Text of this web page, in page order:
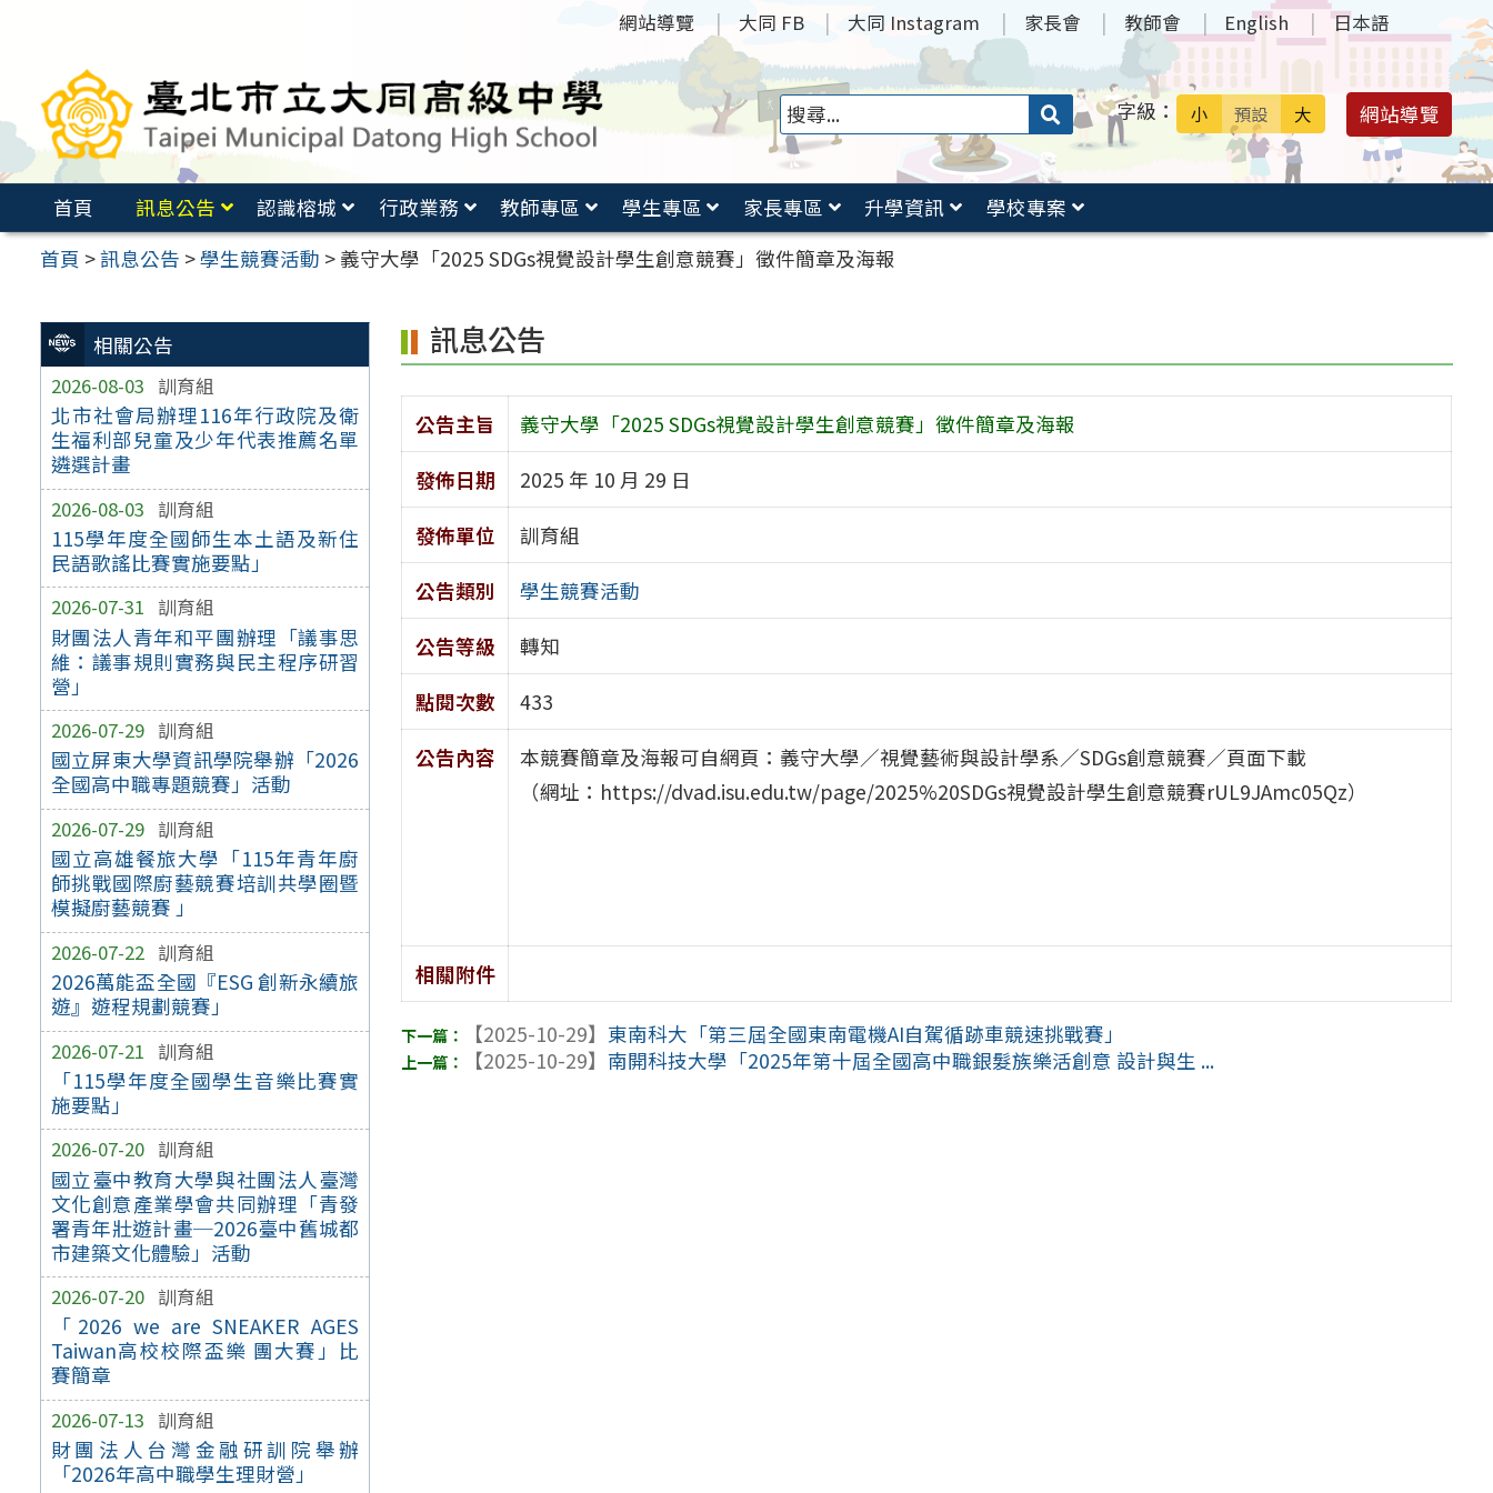
要
容
網站導覽 大同 FB 大同 Instagram 家長會 教師會 English 日本語
搜
送出 字級： 小 預設 大 網站導覽
首頁 訊息公告 認識榕城 行政業務 教師專區 學生專區 家長專區 升學資訊
學校專案
首頁 >訊息公告 >學生競賽活動 > 義守大學「2025 SDGs視覺設計學生創意競賽」徵件簡章及海報
相關公告
2026-08-03 訓育組
北市社會局辦理116年行政院及衛
生福利部兒童及少年代表推薦名單
遴選計畫
2026-08-03 訓育組
115學年度全國師生本土語及新住
民語歌謠比賽實施要點」
2026-07-31 訓育組
財團法人青年和平團辦理「議事思
維：議事規則實務與民主程序研習
營」
2026-07-29 訓育組
國立屏東大學資訊學院舉辦「2026
全國高中職專題競賽」活動
2026-07-29 訓育組
國立高雄餐旅大學「115年青年廚
師挑戰國際廚藝競賽培訓共學圈暨
模擬廚藝競賽 」
2026-07-22 訓育組
2026萬能盃全國『ESG 創新永續旅
遊』遊程規劃競賽」
2026-07-21 訓育組
「115學年度全國學生音樂比賽實
施要點」
2026-07-20 訓育組
國立臺中教育大學與社團法人臺灣
文化創意產業學會共同辦理「青發
署青年壯遊計畫─2026臺中舊城都
市建築文化體驗」活動
2026-07-20 訓育組
「2026 we are SNEAKER AGES
Taiwan高校校際盃樂 團大賽」比
賽簡章
2026-07-13 訓育組
財團法人台灣金融研訓院舉辦
「2026年高中職學生理財營」
訊息公告
公告主旨
義守大學「2025 SDGs視覺設計學生創意競賽」徵件簡章及海報
發佈日期
2025 年 10 月 29 日
發佈單位
訓育組
公告類別
學生競賽活動
公告等級
轉知
點閱次數
433
公告內容
本競賽簡章及海報可自網頁：義守大學／視覺藝術與設計學系／SDGs創意競賽／頁面下載
（網址：https://dvad.isu.edu.tw/page/2025%20SDGs視覺設計學生創意競賽rUL9JAmc05Qz）
相關附件
【2025-10-29】 東南科大「第三屆全國東南電機AI自駕循跡車競速挑戰賽」
【2025-10-29】 南開科技大學「2025年第十屆全國高中職銀髮族樂活創意 設計與生 ...